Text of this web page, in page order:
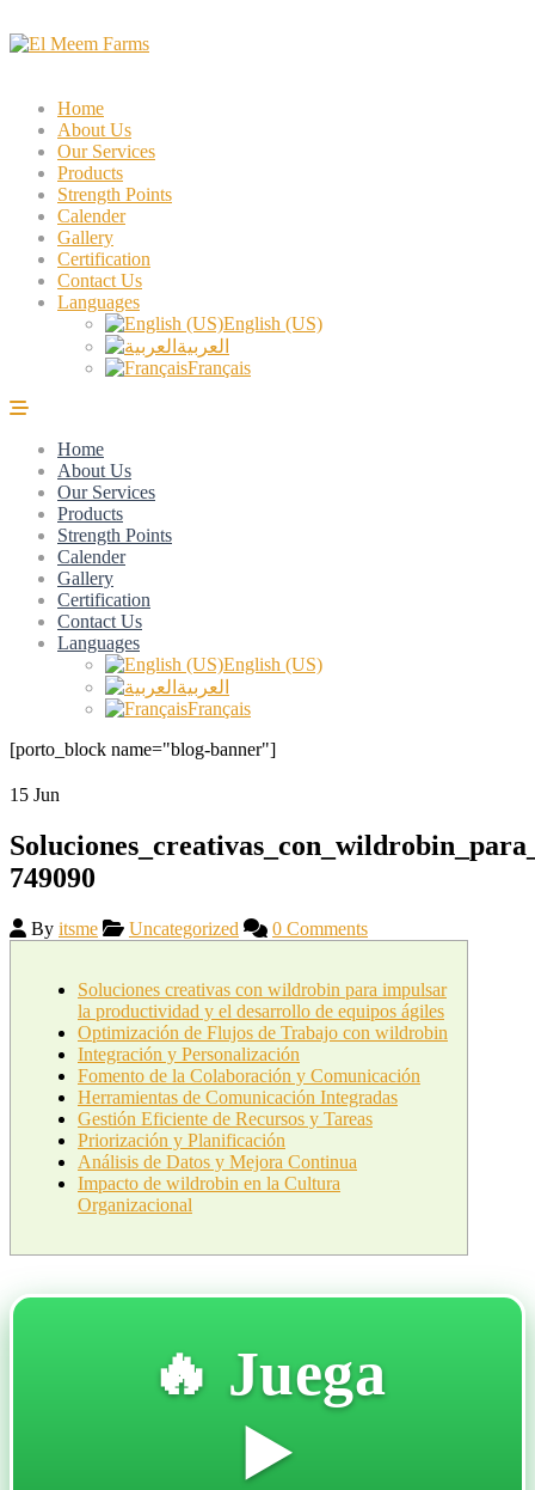
Home
About Us
Our Services
Products
Strength Points
Calender
Gallery
Certification
Contact Us
Languages
English (US)
العربية
Français
Home
About Us
Our Services
Products
Strength Points
Calender
Gallery
Certification
Contact Us
Languages
English (US)
العربية
Français
[porto_block name="blog-banner"]
15 Jun
749090
By itsme Uncategorized 0 Comments
Soluciones creativas con wildrobin para impulsar
la productividad y el desarrollo de equipos ágiles
Optimización de Flujos de Trabajo con wildrobin
Integración y Personalización
Fomento de la Colaboración y Comunicación
Herramientas de Comunicación Integradas
Gestión Eficiente de Recursos y Tareas
Priorización y Planificación
Análisis de Datos y Mejora Continua
Impacto de wildrobin en la Cultura
Organizacional
🔥 Juega
▶️